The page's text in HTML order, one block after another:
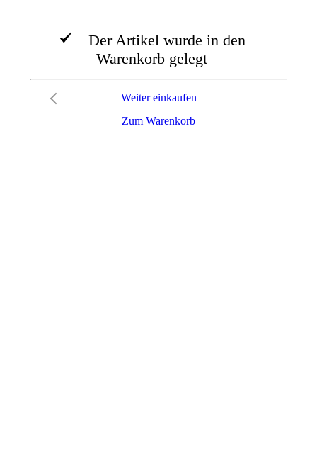
Der Artikel wurde in den
Warenkorb gelegt
Zum Warenkorb
Weiter einkaufen